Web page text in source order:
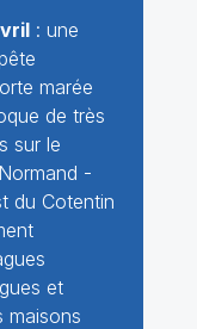
: une
marée
de très
sur le
-
du Cotentin
et
maisons